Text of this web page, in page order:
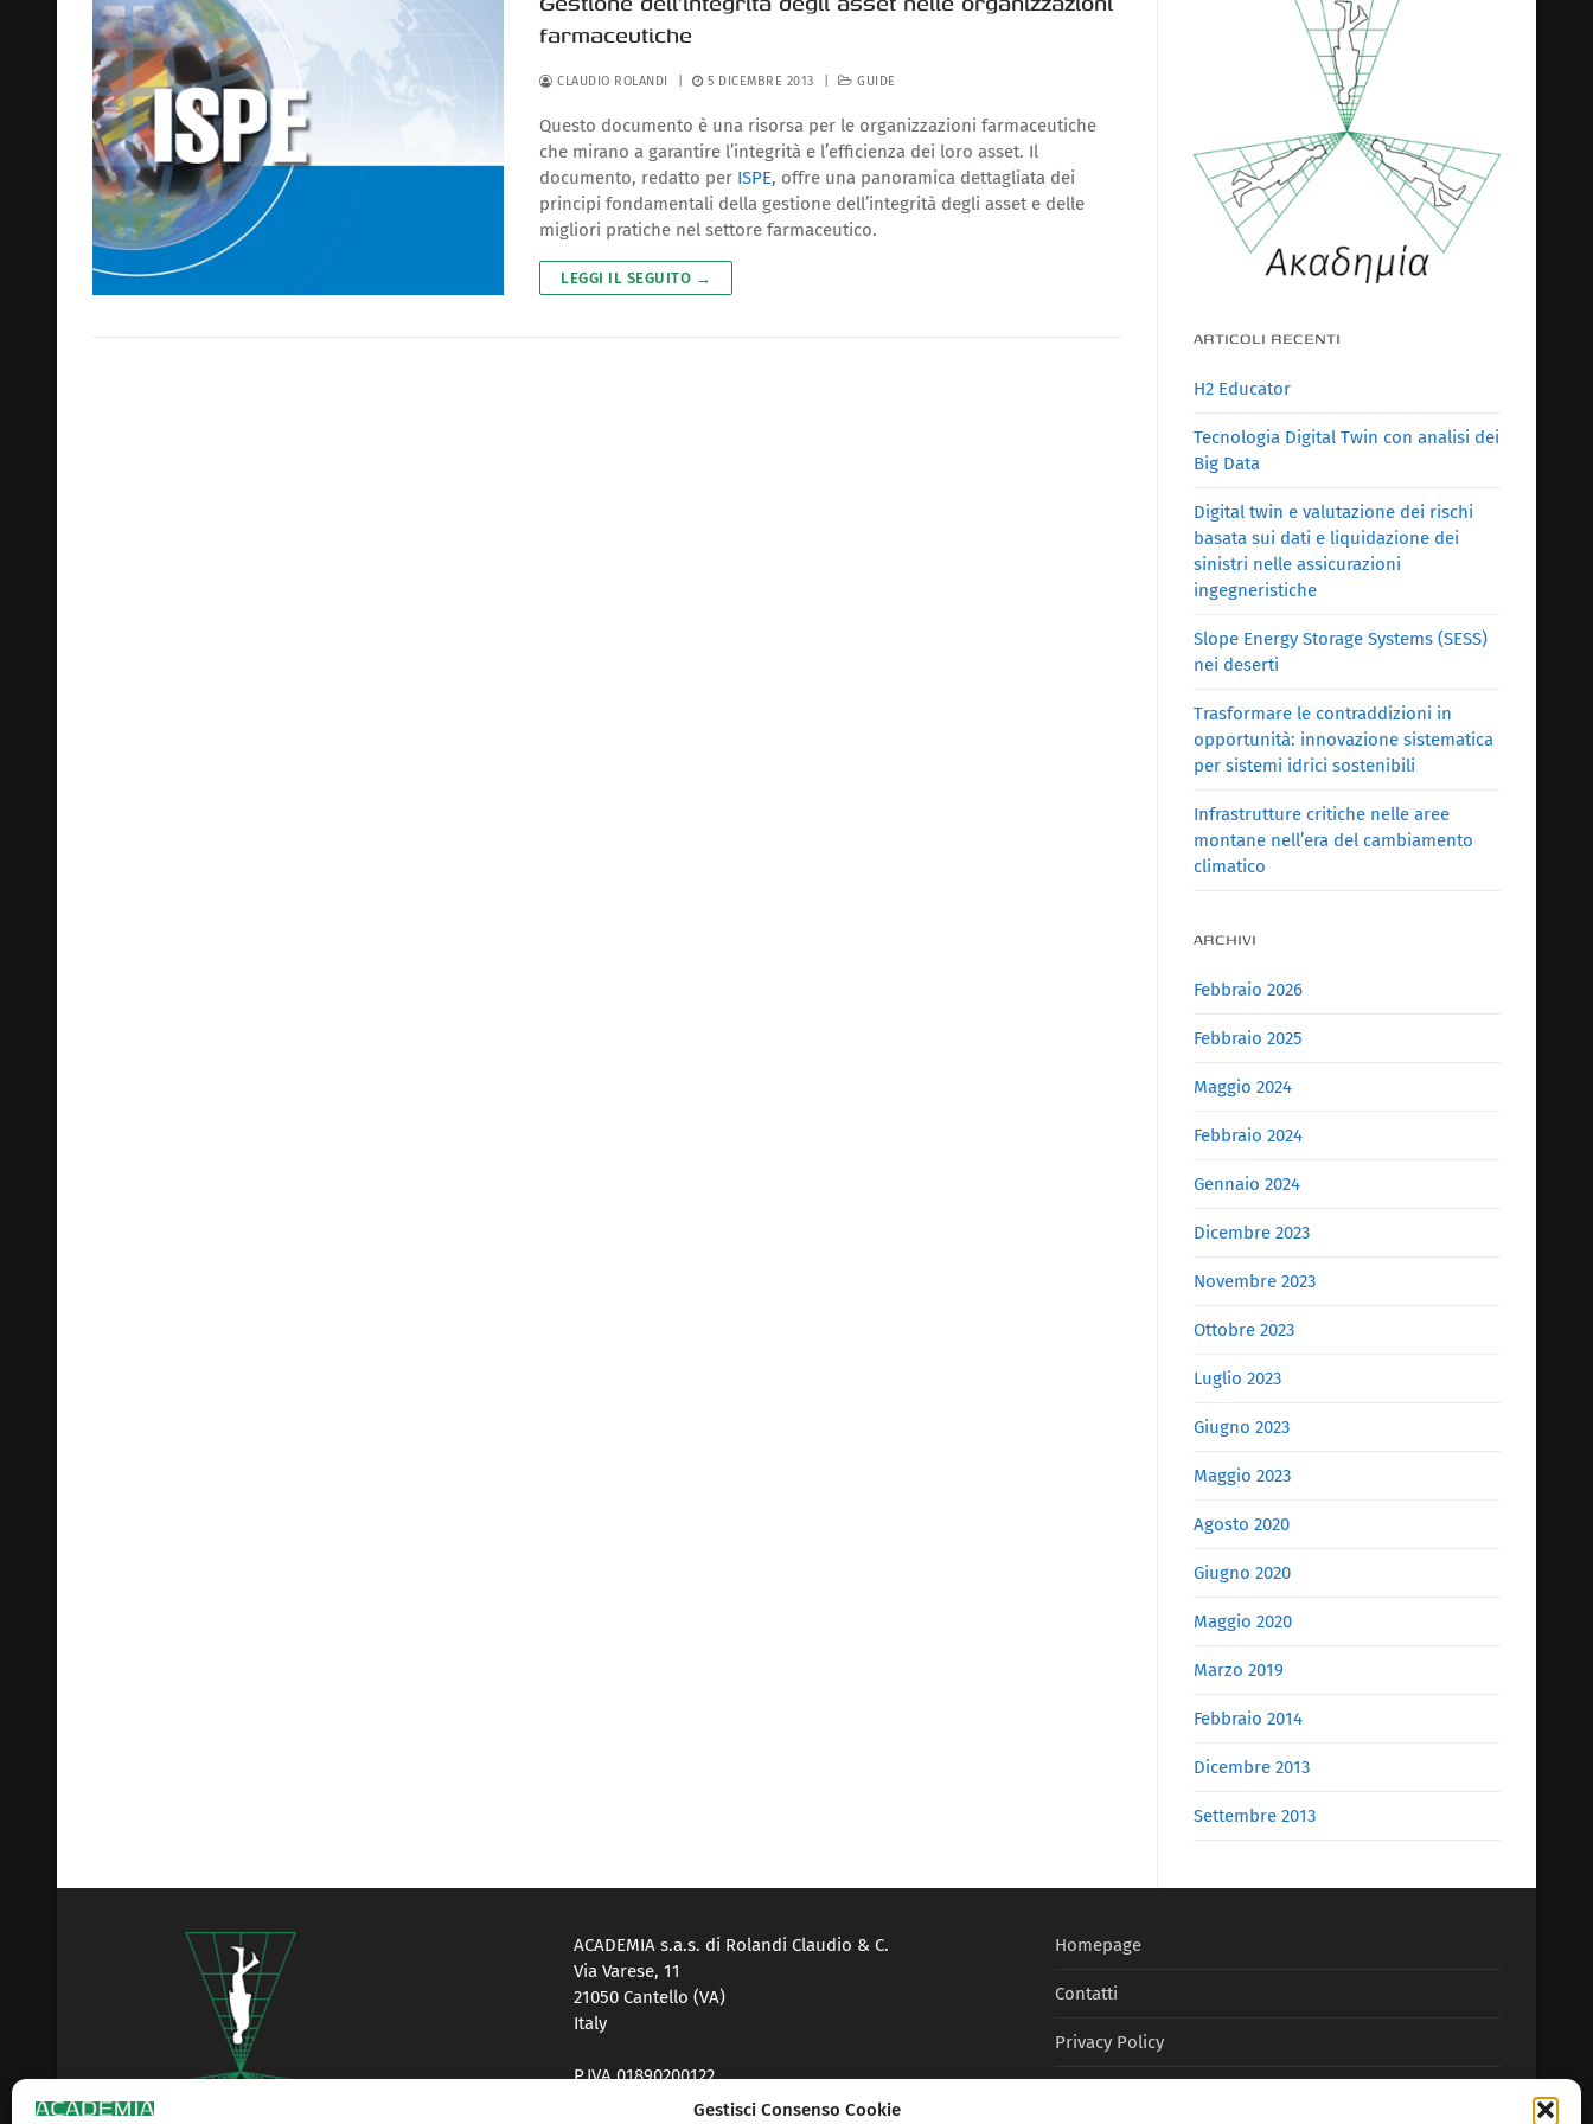
Gestisci Consenso Cookie
Cerca:
farmaceutiche
CLAUDIO ROLANDI 5 DICEMBRE 2013 GUIDE
Questo documento è una risorsa per le organizzazioni farmaceutiche
che mirano a garantire l’integrità e l’efficienza dei loro asset. Il
documento, redatto per ISPE, offre una panoramica dettagliata dei
principi fondamentali della gestione dell’integrità degli asset e delle
migliori pratiche nel settore farmaceutico.
LEGGI IL SEGUITO →
ARTICOLI RECENTI
H2 Educator
Tecnologia Digital Twin con analisi dei
Big Data
Digital twin e valutazione dei rischi
basata sui dati e liquidazione dei
sinistri nelle assicurazioni
ingegneristiche
Slope Energy Storage Systems (SESS)
nei deserti
Trasformare le contraddizioni in
opportunità: innovazione sistematica
per sistemi idrici sostenibili
Infrastrutture critiche nelle aree
montane nell’era del cambiamento
climatico
ARCHIVI
Febbraio 2026
Febbraio 2025
Maggio 2024
Febbraio 2024
Gennaio 2024
Dicembre 2023
Novembre 2023
Ottobre 2023
Luglio 2023
Giugno 2023
Maggio 2023
Agosto 2020
Giugno 2020
Maggio 2020
Marzo 2019
Febbraio 2014
Dicembre 2013
Settembre 2013
ACADEMIA s.a.s. di Rolandi Claudio & C.
Via Varese, 11
21050 Cantello (VA)
Italy
P.IVA 01890200122
Reg. Imprese VA-214983
Homepage
Contatti
Privacy Policy